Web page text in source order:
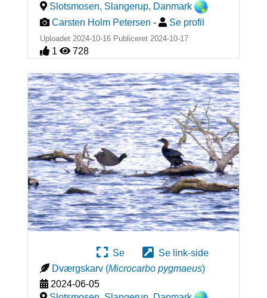
Slotsmosen, Slangerup, Danmark
Carsten Holm Petersen - Se profil
Uploadet 2024-10-16 Publiceret 2024-10-17
1 728
Se
Se link-side
Dværgskarv (Microcarbo pygmaeus)
2024-06-05